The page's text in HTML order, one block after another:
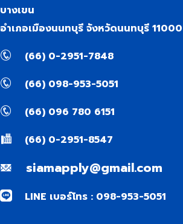
บางเขน
อำเภอเมืองนนทบุรี จังหวัดนนทบุรี 11000
(66) 0-2951-7848
(66) 098-953-5051
(66) 096 780 6151
(66) 0-2951-8547
siamapply@gmail.com
LINE เบอร์โทร : 098-953-5051